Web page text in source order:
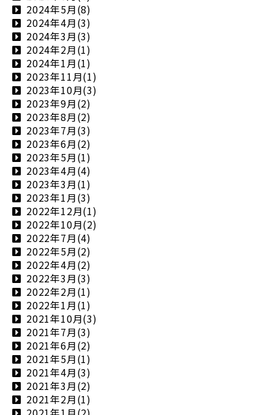
2024年5月(8)
2024年4月(3)
2024年3月(3)
2024年2月(1)
2024年1月(1)
2023年11月(1)
2023年10月(3)
2023年9月(2)
2023年8月(2)
2023年7月(3)
2023年6月(2)
2023年5月(1)
2023年4月(4)
2023年3月(1)
2023年1月(3)
2022年12月(1)
2022年10月(2)
2022年7月(4)
2022年5月(2)
2022年4月(2)
2022年3月(3)
2022年2月(1)
2022年1月(1)
2021年10月(3)
2021年7月(3)
2021年6月(2)
2021年5月(1)
2021年4月(3)
2021年3月(2)
2021年2月(1)